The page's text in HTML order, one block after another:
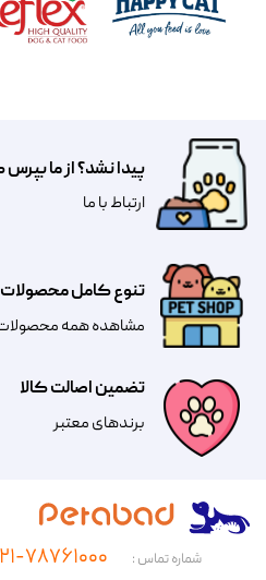
تضمین اصالت کالا
​​برندهای معتبر​​​​​​​
تنوع کامل
مشاهده همه
پیدا نشد؟ از ما
​​​ارتباط با ما
شماره تماس : ۰۲۱-